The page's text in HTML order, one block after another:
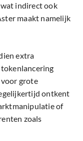
indirect ook
maakt namelijk
extra
grote
ontkent
of
zoals